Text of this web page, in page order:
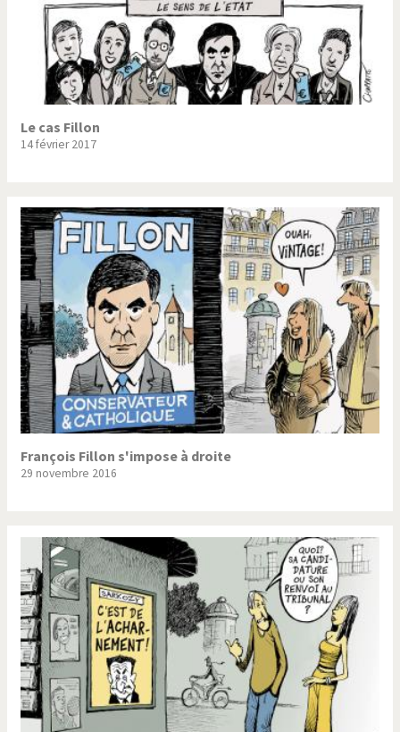
Le cas Fillon
14 février 2017
François Fillon s'impose à droite
29 novembre 2016